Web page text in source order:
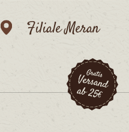
Filiale Meran